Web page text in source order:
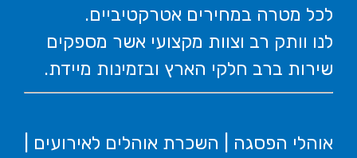
לכל מטרה במחירים אטרקטיביים.
לנו וותק רב וצוות מקצועי אשר מספקים
שירות ברב חלקי הארץ ובזמינות מיידת.
אוהלי הפסגה | השכרת אוהלים לאירועים |